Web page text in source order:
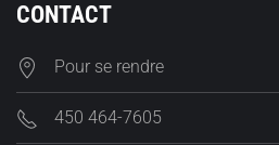
CONTACT
Pour se rendre
450 464-7605